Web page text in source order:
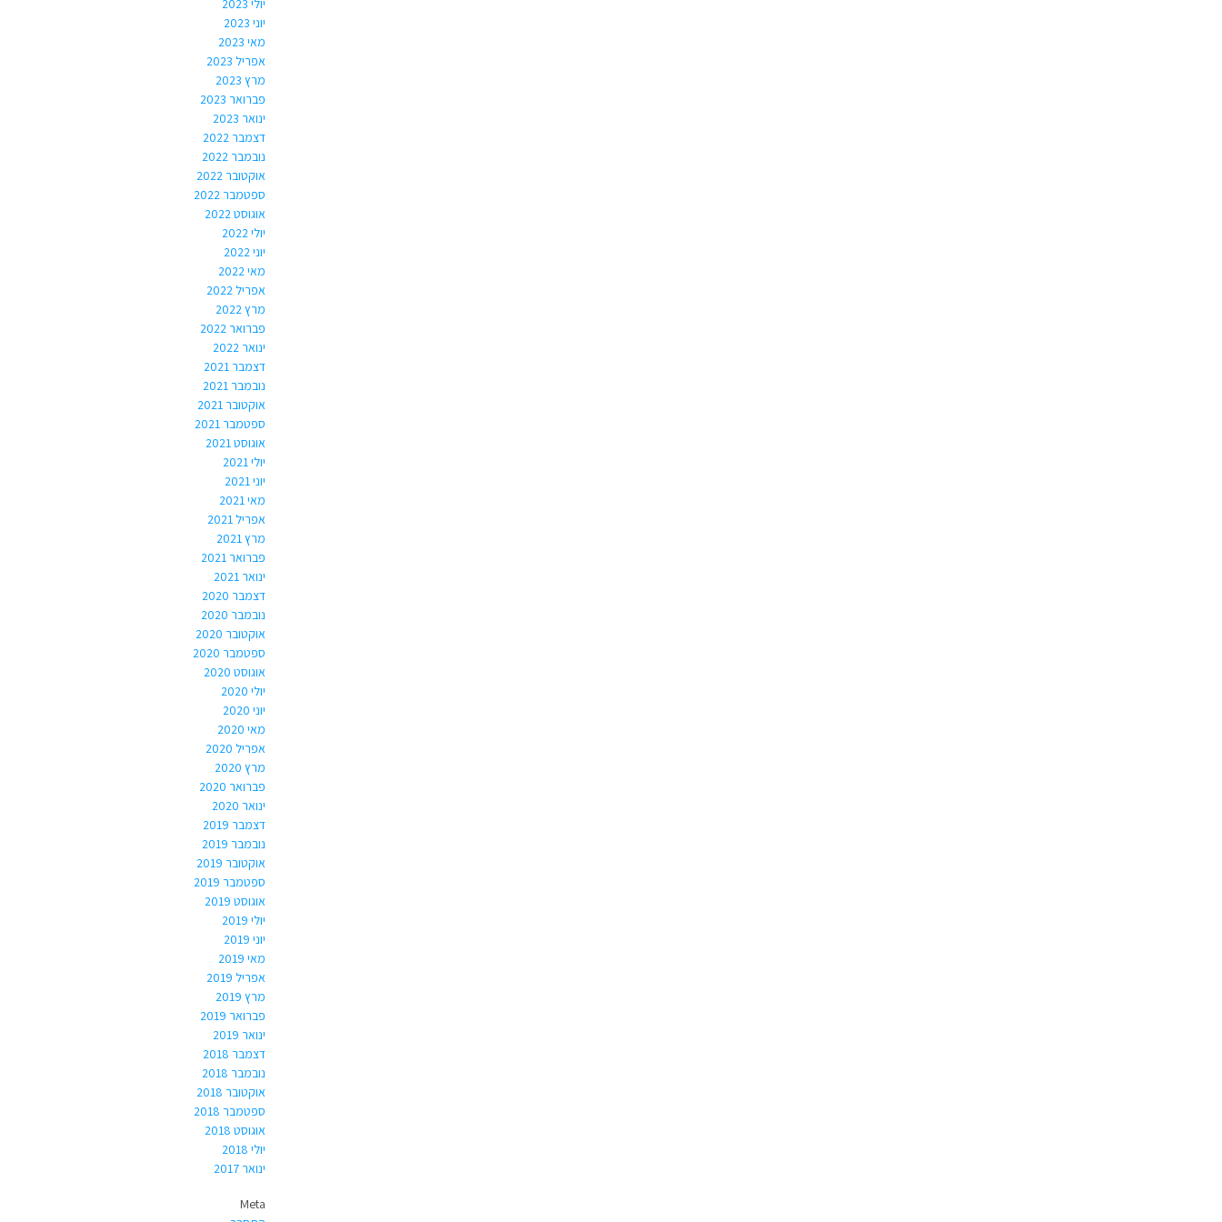
יוני 2023
מאי 2023
אפריל 2023
מרץ 2023
פברואר 2023
ינואר 2023
דצמבר 2022
נובמבר 2022
אוקטובר 2022
ספטמבר 2022
אוגוסט 2022
יולי 2022
יוני 2022
מאי 2022
אפריל 2022
מרץ 2022
פברואר 2022
ינואר 2022
דצמבר 2021
נובמבר 2021
אוקטובר 2021
ספטמבר 2021
אוגוסט 2021
יולי 2021
יוני 2021
מאי 2021
אפריל 2021
מרץ 2021
פברואר 2021
ינואר 2021
דצמבר 2020
נובמבר 2020
אוקטובר 2020
ספטמבר 2020
אוגוסט 2020
יולי 2020
יוני 2020
מאי 2020
אפריל 2020
מרץ 2020
פברואר 2020
ינואר 2020
דצמבר 2019
נובמבר 2019
אוקטובר 2019
ספטמבר 2019
אוגוסט 2019
יולי 2019
יוני 2019
מאי 2019
אפריל 2019
מרץ 2019
פברואר 2019
ינואר 2019
דצמבר 2018
נובמבר 2018
אוקטובר 2018
ספטמבר 2018
אוגוסט 2018
יולי 2018
ינואר 2017
Meta